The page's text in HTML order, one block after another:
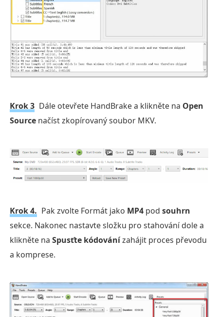
Krok 3 Dále otevřete HandBrake a klikněte na Open
Source načíst zkopírovaný soubor MKV.
Krok 4. Pak zvolte Formát jako MP4 pod souhrn
sekce. Nakonec nastavte složku pro stahování dole a
klikněte na Spusťte kódovánízahájit proces převodu
a komprese.